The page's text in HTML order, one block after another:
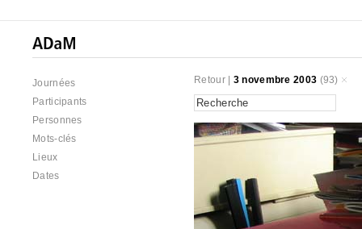
Journées
Participants
Personnes
Mots-clés
Lieux
Dates
Retour| 3 novembre 2003 (93)